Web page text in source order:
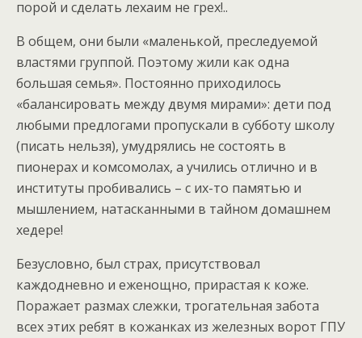
порой и сделать лехаим не грех!..
В общем, они были «маленькой, преследуемой
властями группой. Поэтому жили как одна
большая семья». Постоянно приходилось
«балансировать между двумя мирами»: дети под
любыми предлогами пропускали в субботу школу
(писать нельзя), умудрялись не состоять в
пионерах и комсомолах, а учились отлично и в
институты пробивались – с их-то памятью и
мышлением, натасканными в тайном домашнем
хедере!
Безусловно, был страх, присутствовал
каждодневно и еженощно, прирастая к коже.
Поражает размах слежки, трогательная забота
всех этих ребят в кожанках из железных ворот ГПУ